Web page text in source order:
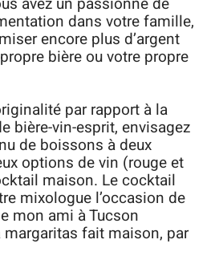
dans votre famille,
encore plus d’argent
bière ou votre propre
par rapport à la
bière-vin-esprit, envisagez
de boissons à deux
options de vin (rouge et
maison. Le cocktail
mixologue l’occasion de
mon ami à Tucson
fait maison, par